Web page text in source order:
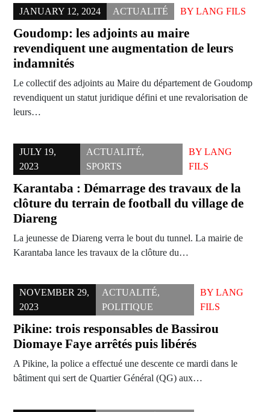
JANUARY 12, 2024 ACTUALITÉ BY LANG FILS
Goudomp: les adjoints au maire
revendiquent une augmentation de leurs
indamnités
Le collectif des adjoints au Maire du département de Goudomp
revendiquent un statut juridique défini et une revalorisation de
leurs…
JULY 19,
2023
ACTUALITÉ,
SPORTS
BYLANG
FILS
Karantaba : Démarrage des travaux de la
clôture du terrain de football du village de
Diareng
La jeunesse de Diareng verra le bout du tunnel. La mairie de
Karantaba lance les travaux de la clôture du…
NOVEMBER 29,
2023
ACTUALITÉ,
POLITIQUE
BY LANG
FILS
Pikine: trois responsables de Bassirou
Diomaye Faye arrêtés puis libérés
A Pikine, la police a effectué une descente ce mardi dans le
bâtiment qui sert de Quartier Général (QG) aux…